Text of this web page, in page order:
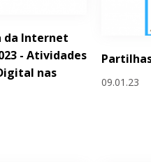
da Internet
- Atividades
nas
09.01.23